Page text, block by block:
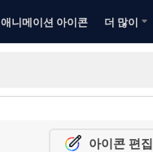
애니메이션 아이콘 더 많이
아이콘 편집